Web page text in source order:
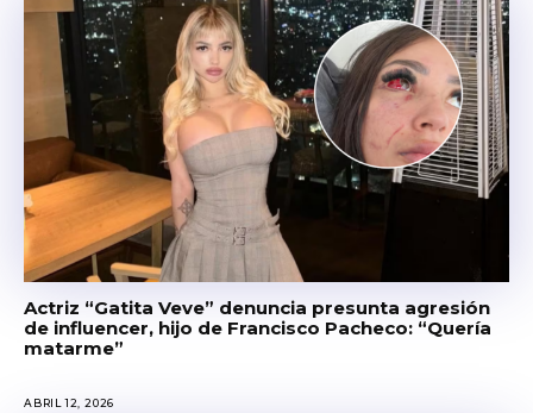
Actriz “Gatita Veve” denuncia presunta agresión
de influencer, hijo de Francisco Pacheco: “Quería
matarme”
ABRIL 12, 2026